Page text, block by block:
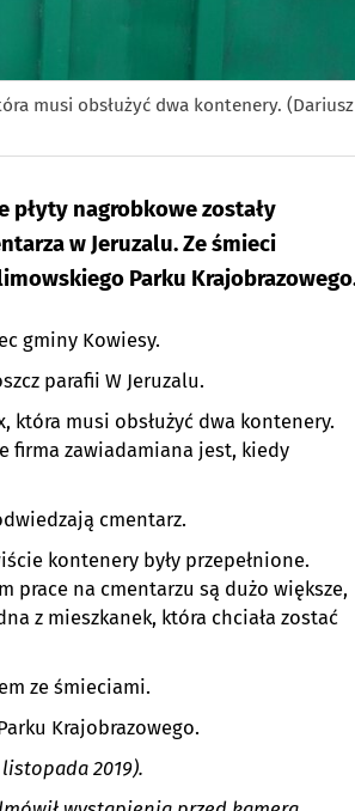
musi obsłużyć dwa kontenery. (Dariusz
płyty nagrobkowe zostały
w Jeruzalu. Ze śmieci
Parku
gminy Kowiesy.
parafii W Jeruzalu.
która musi obsłużyć dwa kontenery.
firma zawiadamiana jest, kiedy
cmentarz.
kontenery były przepełnione.
prace na cmentarzu są dużo większe,
z mieszkanek, która chciała zostać
ze śmieciami.
Krajobrazowego.
listopada 2019).